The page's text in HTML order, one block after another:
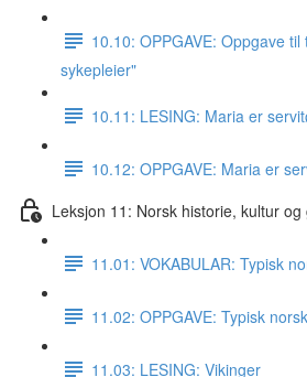
10.10: OPPGAVE: Oppgave
sykepleier"
10.11: LESING: Maria er
10.12: OPPGAVE: Maria er
Leksjon 11: Norsk historie, kultur
11.01: VOKABULAR: Typisk
11.02: OPPGAVE: Typisk norsk
11.03: LESING: Vikinger